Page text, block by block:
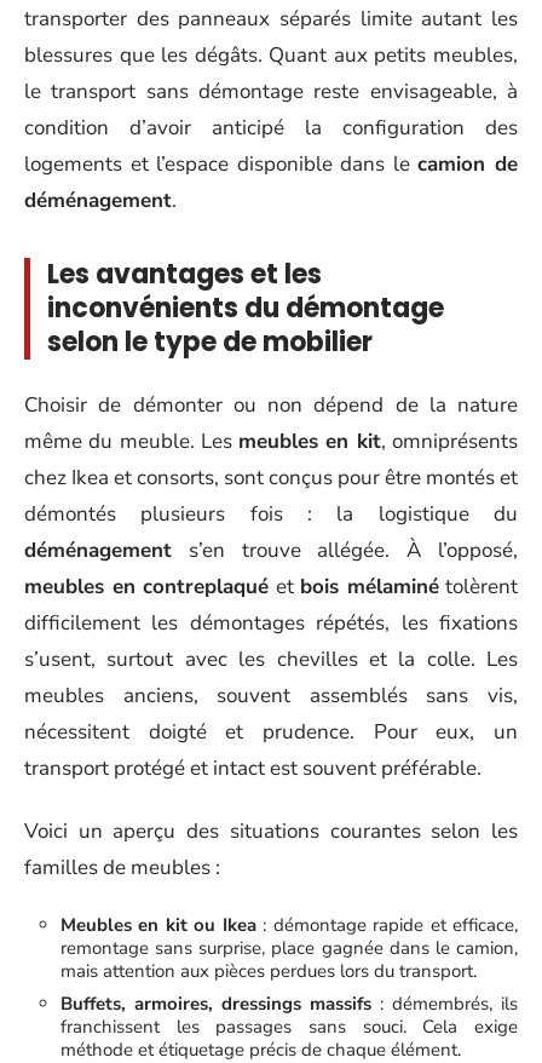
transporter des panneaux séparés limite autant les
blessures que les dégâts. Quant aux petits meubles,
le transport sans démontage reste envisageable, à
condition d’avoir anticipé la configuration des
logements et l’espace disponible dans lecamion de
déménagement.
Les avantages et les
inconvénients du démontage
selon le type de mobilier
Choisir de démonter ou non dépend de la nature
même du meuble. Les meubles en kit, omniprésents
chez Ikea et consorts, sont conçus pour être montés et
démontés plusieurs fois : la logistique du
déménagement s’en trouve allégée. À l’opposé,
meubles en contreplaqué et bois mélaminétolèrent
difficilement les démontages répétés, les fixations
s’usent, surtout avec les chevilles et la colle. Les
meubles anciens, souvent assemblés sans vis,
nécessitent doigté et prudence. Pour eux, un
transport protégé et intact est souvent préférable.
Voici un aperçu des situations courantes selon les
familles de meubles :
Meubles en kit ou Ikea: démontage rapide et efficace,
remontage sans surprise, place gagnée dans le camion,
mais attention aux pièces perdues lors du transport.
Buffets, armoires, dressings massifs : démembrés, ils
franchissent les passages sans souci. Cela exige
méthode et étiquetage précis de chaque élément.